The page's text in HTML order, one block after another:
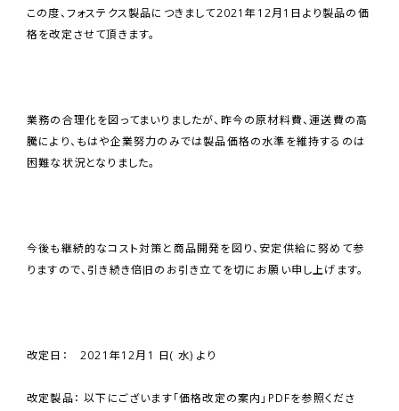
この度、フォステクス製品につきまして2021年12月1日より製品の価
格を改定させて頂きます。
業務の合理化を図ってまいりましたが、昨今の原材料費、運送費の高
騰により、もはや企業努力のみでは製品価格の水準を維持するのは
困難な状況となりました。
今後も継続的なコスト対策と商品開発を図り、安定供給に努めて参
りますので、引き続き倍旧のお引き立てを切にお願い申し上げます。
改定日： 2021年12月1 日( 水) より
改定製品： 以下にございます「価格改定の案内」PDFを参照くださ